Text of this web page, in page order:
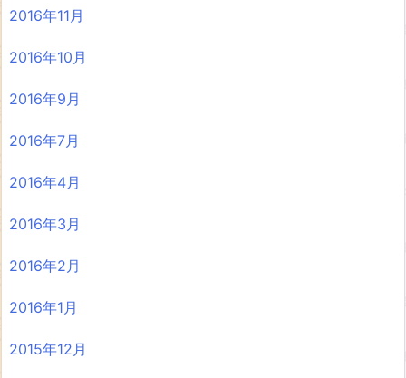
2016年11月
2016年10月
2016年9月
2016年7月
2016年4月
2016年3月
2016年2月
2016年1月
2015年12月